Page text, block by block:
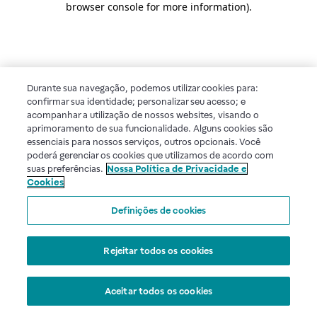
browser console for more information).
Durante sua navegação, podemos utilizar cookies para:
confirmar sua identidade; personalizar seu acesso; e
acompanhar a utilização de nossos websites, visando o
aprimoramento de sua funcionalidade. Alguns cookies são
essenciais para nossos serviços, outros opcionais. Você
poderá gerenciar os cookies que utilizamos de acordo com
suas preferências. Nossa Política de Privacidade e
Cookies
Definições de cookies
Rejeitar todos os cookies
Aceitar todos os cookies